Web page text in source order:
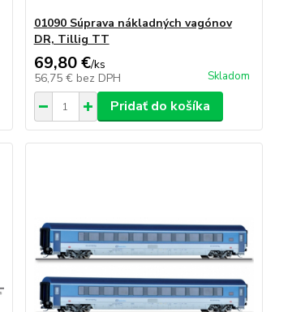
01090 Súprava nákladných vagónov
DR, Tillig TT
69,80 €/ks
56,75 € bez DPH Skladom
Pridať do košíka